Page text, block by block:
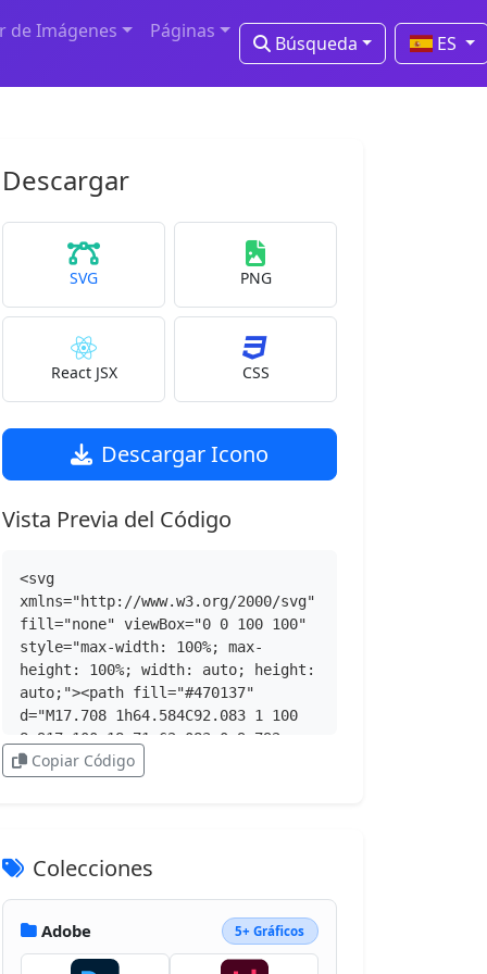
de Imágenes Páginas
Búsqueda ES
Descargar
SVG PNG
React JSX CSS
Descargar Icono
Vista Previa del Código
<svg
xmlns="http://www.w3.org/2000/svg"
fill="none" viewBox="0 0 100 100"
style="max-width: 100%; max-
height: 100%; width: auto; height:
auto;"><path fill="#470137"
d="M17.708 1h64.584C92.083 1 100
8.917 100 18.71v62.083c0 9.792-
7.917 17.709-17.708
12.5 20.625 13.334
21.875c.083.166.125.333.083.5s-.20
8.041-.458.083H43.5c-.667 0-
1.125-.042-1.417-.459-.875-1.75-
1.791-3.458-2.666-5.208a168 168 0
Copiar Código
Colecciones
Adobe 5+ Gráficos